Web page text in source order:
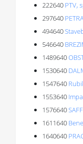
222640 PTV,
297640
494640
546640
1489640
1530640
1547640
1553640
1576640
1611640
1640640